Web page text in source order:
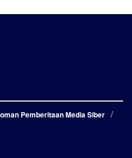
Pemberitaan Media Siber